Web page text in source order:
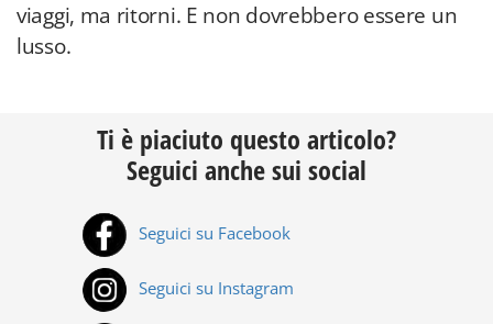
viaggi, ma ritorni. E non dovrebbero essere un
lusso.
Ti è piaciuto questo articolo?
Seguici anche sui social
Seguici su Facebook
Seguici su Instagram